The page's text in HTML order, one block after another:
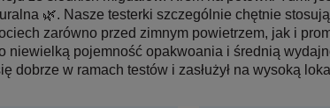
🌿. Nasze testerki szczególnie chętnie
zarówno przed zimnym powietrzem, jak i
niewielką pojemność opakwoania i średnią
dobrze w ramach testów i zasłużył na wysoką